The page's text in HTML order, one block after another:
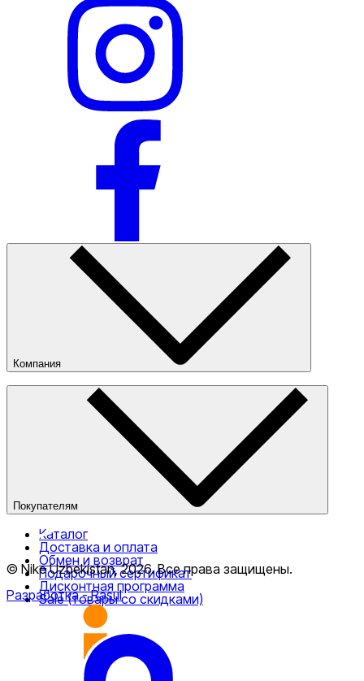
Компания
О компании
Наши магазины
Публичная оферта
Покупателям
Каталог
Доставка и оплата
Обмен и возврат
Подарочный сертификат
Дисконтная программа
Sale (товары со скидками)
© Nike Uzbekistan,2026.Все права защищены.
Разработка- Rasul